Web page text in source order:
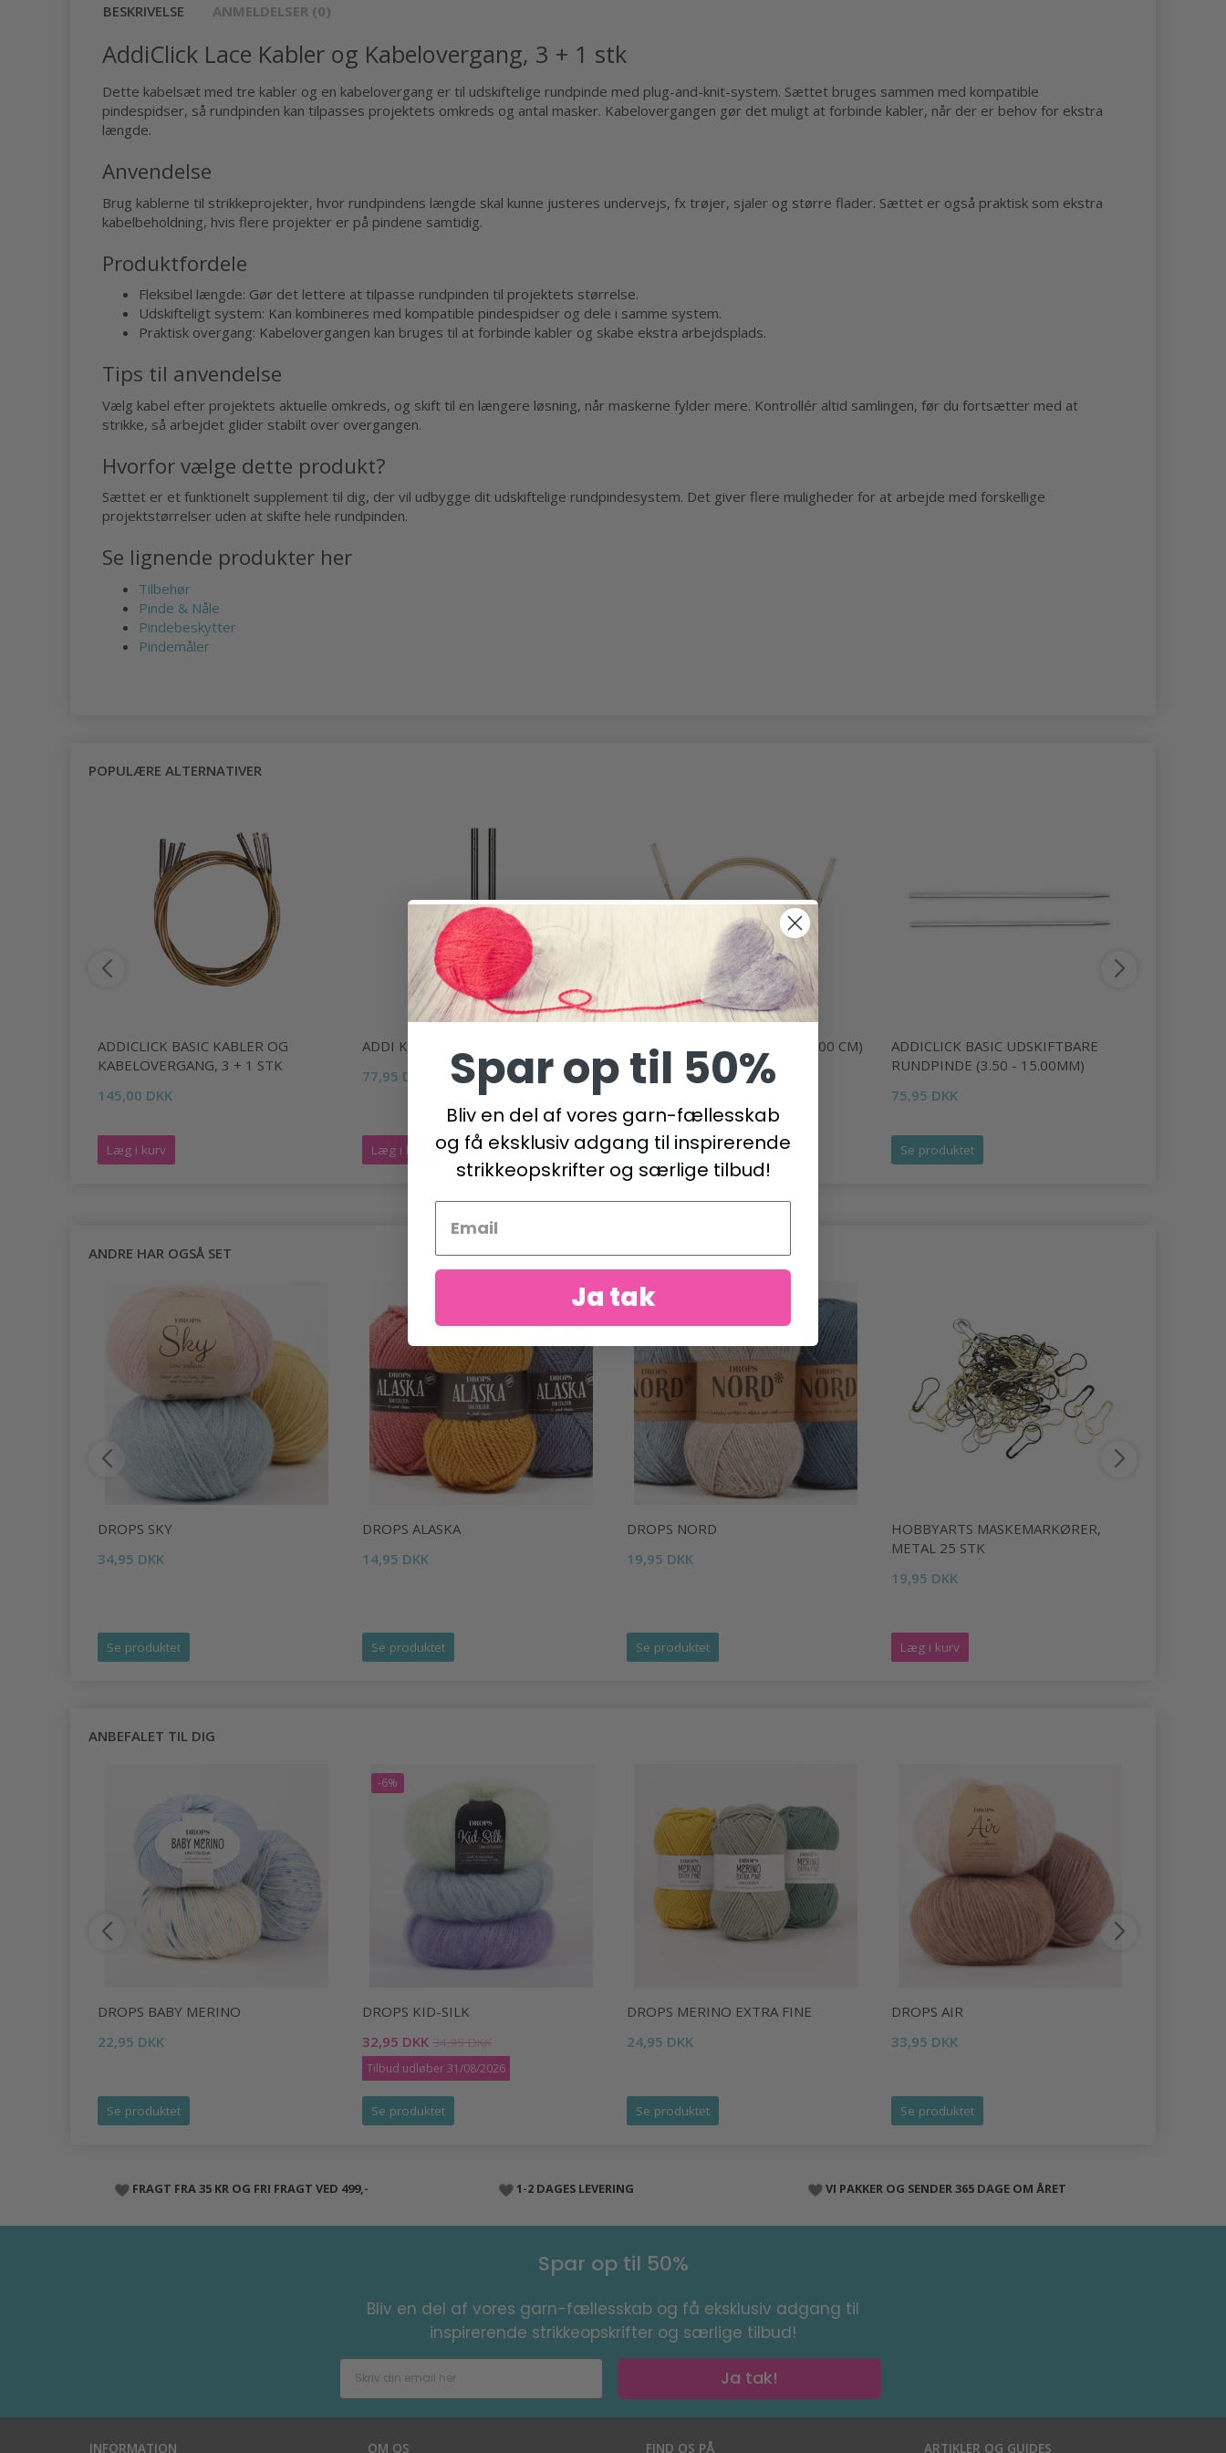
BESKRIVELSE ANMELDELSER (0)
AddiClick Lace Kabler og Kabelovergang, 3 + 1 stk
Dette kabelsæt med tre kabler og en kabelovergang er til udskiftelige rundpinde med plug-and-knit-system. Sættet bruges sammen med kompatible
pindespidser, så rundpinden kan tilpasses projektets omkreds og antal masker. Kabelovergangen gør det muligt at forbinde kabler, når der er behov for ekstra
længde.
Anvendelse
Brug kablerne til strikkeprojekter, hvor rundpindens længde skal kunne justeres undervejs, fx trøjer, sjaler og større flader. Sættet er også praktisk som ekstra
kabelbeholdning, hvis flere projekter er på pindene samtidig.
Produktfordele
Fleksibel længde: Gør det lettere at tilpasse rundpinden til projektets størrelse.
Udskifteligt system: Kan kombineres med kompatible pindespidser og dele i samme system.
Praktisk overgang: Kabelovergangen kan bruges til at forbinde kabler og skabe ekstra arbejdsplads.
Tips til anvendelse
Vælg kabel efter projektets aktuelle omkreds, og skift til en længere løsning, når maskerne fylder mere. Kontrollér altid samlingen, før du fortsætter med at
strikke, så arbejdet glider stabilt over overgangen.
Hvorfor vælge dette produkt?
Sættet er et funktionelt supplement til dig, der vil udbygge dit udskiftelige rundpindesystem. Det giver flere muligheder for at arbejde med forskellige
projektstørrelser uden at skifte hele rundpinden.
Se lignende produkter her
Tilbehør
Pinde & Nåle
Pindebeskytter
Pindemåler
POPULÆRE ALTERNATIVER
ADDICLICK BASIC KABLER OG
KABELOVERGANG, 3 + 1 STK
145,00 DKK
Læg i kurv
ADDI KABELOVERGANGE, 2 STK
77,95 DKK
Læg i kurv
ADDI CLICK BASIC WIRE (60-100 CM)
67,95 DKK
Se produktet
ADDICLICK BASIC UDSKIFTBARE
RUNDPINDE (3.50 - 15.00MM)
75,95 DKK
Se produktet
ANDRE HAR OGSÅ SET
DROPS SKY
34,95 DKK
Se produktet
DROPS ALASKA
14,95 DKK
Se produktet
DROPS NORD
19,95 DKK
Se produktet
HOBBYARTS MASKEMARKØRER,
METAL 25 STK
19,95 DKK
Læg i kurv
ANBEFALET TIL DIG
DROPS BABY MERINO
22,95 DKK
Se produktet
-6%
DROPS KID-SILK
32,95 DKK 34,95 DKK
Tilbud udløber 31/08/2026
Se produktet
DROPS MERINO EXTRA FINE
24,95 DKK
Se produktet
DROPS AIR
33,95 DKK
Se produktet
FRAGT FRA 35 KR OG FRI FRAGT VED 499,- 1-2 DAGES LEVERING VI PAKKER OG SENDER 365 DAGE OM ÅRET
Spar op til 50%
Bliv en del af vores garn-fællesskab og få eksklusiv adgang til
inspirerende strikkeopskrifter og særlige tilbud!
Ja tak!
INFORMATION OM OS FIND OS PÅ ARTIKLER OG GUIDES
Spar op til 50%
Bliv en del af vores garn-fællesskab
og få eksklusiv adgang til inspirerende
strikkeopskrifter og særlige tilbud!
Ja tak